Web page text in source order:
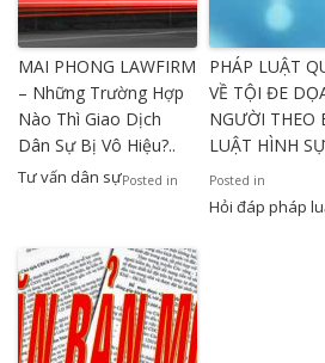
MAI PHONG LAWFIRM
– Những Trường Hợp
Nào Thì Giao Dịch
Dân Sự Bị Vô Hiệu?..
Posted in
Tư vấn dân sự
PHÁP LUẬT
VỀ TỘI ĐE
NGƯỜI THEO
LUẬT HÌNH SỰ
Posted in
Hỏi đáp pháp